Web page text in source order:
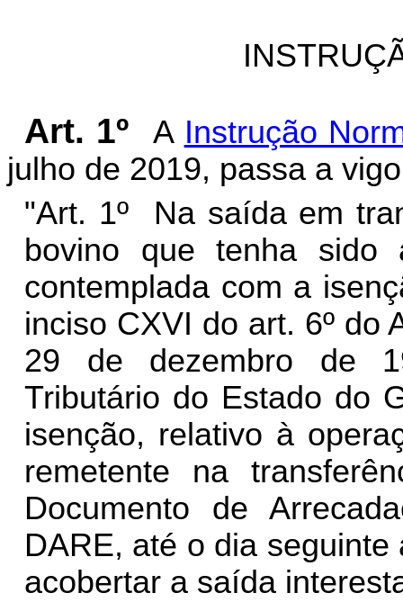
Art. 1º A Instrução
julho de 2019, passa a
"Art. 1º Na saída em
bovino que tenha sido
contemplada com a
inciso CXVI do art. 6º do
29 de dezembro de
Tributário do Estado do
isenção, relativo à
remetente na
Documento de
DARE, até o dia
acobertar a saída